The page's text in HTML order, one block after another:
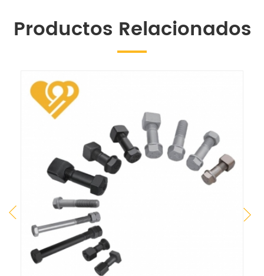
Productos Relacionados